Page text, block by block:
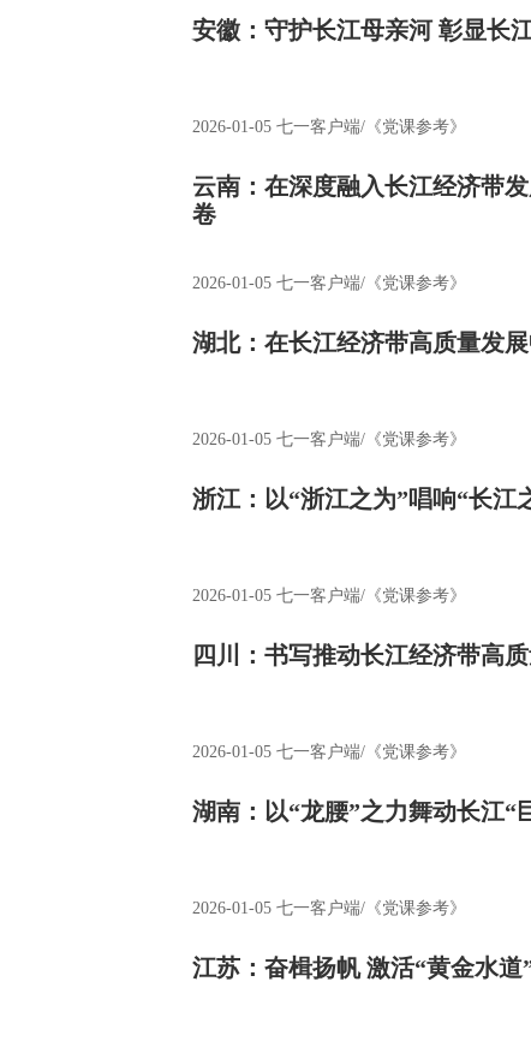
安徽：守护长江母亲河 彰显长
2026-01-05 七一客户端/《党课参考》
云南：在深度融入长江经济带
卷
2026-01-05 七一客户端/《党课参考》
湖北：在长江经济带高质量发
2026-01-05 七一客户端/《党课参考》
浙江：以“浙江之为”唱响“长江
2026-01-05 七一客户端/《党课参考》
四川：书写推动长江经济带高
2026-01-05 七一客户端/《党课参考》
湖南：以“龙腰”之力舞动长江“
2026-01-05 七一客户端/《党课参考》
江苏：奋楫扬帆 激活“黄金水道